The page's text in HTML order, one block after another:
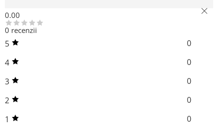
0.00
0 recenzii
5
0
4
0
3
0
2
0
1
0